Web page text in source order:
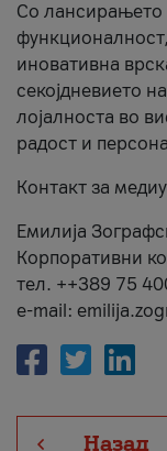
Со лансирањето
иновативна
секојдневието
лојалноста во
радост и
Контакт за
Емилија
Корпоративни
тел. ++389 75
e-mail:
Назад